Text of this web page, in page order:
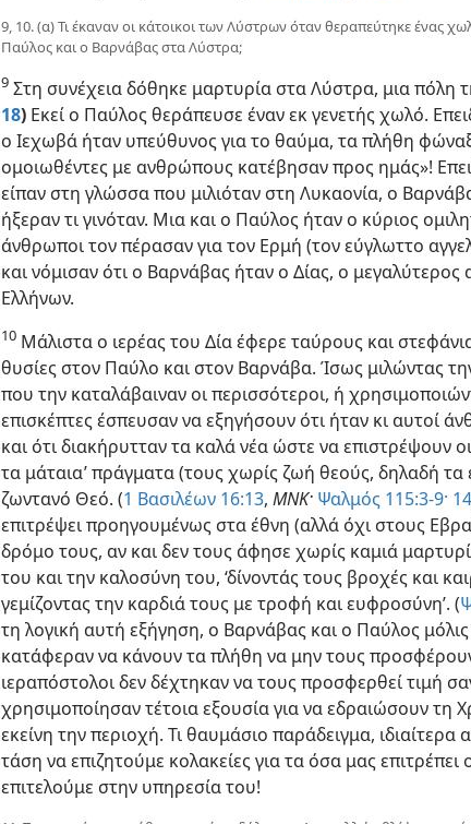
9, 10. (α) Τι έκαναν οι κάτοικοι των Λύστρων όταν θεραπεύτηκε ένας
Παύλος και ο Βαρνάβας στα Λύστρα;
9 Στη συνέχεια δόθηκε μαρτυρία στα Λύστρα, μια πόλη
18) Εκεί ο Παύλος θεράπευσε έναν εκ γενετής χωλό.
ο Ιεχωβά ήταν υπεύθυνος για το θαύμα, τα πλήθη
ομοιωθέντες με ανθρώπους κατέβησαν προς ημάς»!
είπαν στη γλώσσα που μιλιόταν στη Λυκαονία, ο
ήξεραν τι γινόταν. Μια και ο Παύλος ήταν ο κύριος
άνθρωποι τον πέρασαν για τον Ερμή (τον εύγλωττο
και νόμισαν ότι ο Βαρνάβας ήταν ο Δίας, ο
Ελλήνων.
10 Μάλιστα ο ιερέας του Δία έφερε ταύρους και
θυσίες στον Παύλο και στον Βαρνάβα. Ίσως μιλώντας
που την καταλάβαιναν οι περισσότεροι, ή
επισκέπτες έσπευσαν να εξηγήσουν ότι ήταν κι αυτοί
και ότι διακήρυτταν τα καλά νέα ώστε να επιστρέψουν
τα μάταια’ πράγματα (τους χωρίς ζωή θεούς, δηλαδή τα
ζωντανό Θεό. (1 Βασιλέων 16:13, ΜΝΚ· Ψαλμός 115:3-9·
επιτρέψει προηγουμένως στα έθνη (αλλά όχι στους
δρόμο τους, αν και δεν τους άφησε χωρίς καμιά
του και την καλοσύνη του, ‘δίνοντάς τους βροχές και
γεμίζοντας την καρδιά τους με τροφή και ευφροσύνη’. (
τη λογική αυτή εξήγηση, ο Βαρνάβας και ο Παύλος μόλις
κατάφεραν να κάνουν τα πλήθη να μην τους
ιεραπόστολοι δεν δέχτηκαν να τους προσφερθεί τιμή
χρησιμοποίησαν τέτοια εξουσία για να εδραιώσουν τη
εκείνη την περιοχή. Τι θαυμάσιο παράδειγμα, ιδιαίτερα
τάση να επιζητούμε κολακείες για τα όσα μας επιτρέπει
επιτελούμε στην υπηρεσία του!